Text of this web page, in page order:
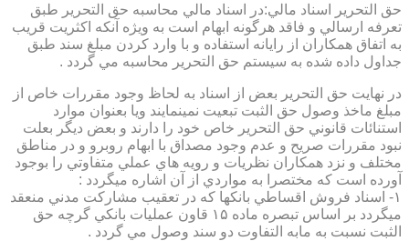
حق التحرير اسناد مالي:در اسناد مالي محاسبه حق التحرير طبق
تعرفه ارسالي و فاقد هرگونه ابهام است به ويژه آنكه اكثريت قريب
به اتفاق همكاران از رايانه استفاده و با وارد كردن مبلغ سند طبق
جداول داده شده به سيستم حق التحرير محاسبه مي گردد .
در نهايت حق التحرير بعض از اسناد به لحاظ وجود مقررات خاص از
مبلغ ماخذ وصول حق الثبت تبعيت نمينمايند ويا بعنوان موارد
استنائات قانوني حق التحرير خاص خود را دارند و بعض ديگر بعلت
نبود مقررات صريح و عدم وجود مصداق با ابهام روبرو و در مناطق
مختلف و نزد همكاران نظريات و رويه هاي عملي متفاوتي را بوجود
آورده است كه مختصرا به مواردي از آن اشاره ميگردد :
۱- اسناد فروش اقساطي بانكها كه در تعقيب مشاركت مدني منعقد
ميگردد بر اساس تبصره ماده ۱۵ قاون عمليات بانكي گرچه حق
الثبت نسبت به مابه التفاوت دو سند وصول مي گردد .